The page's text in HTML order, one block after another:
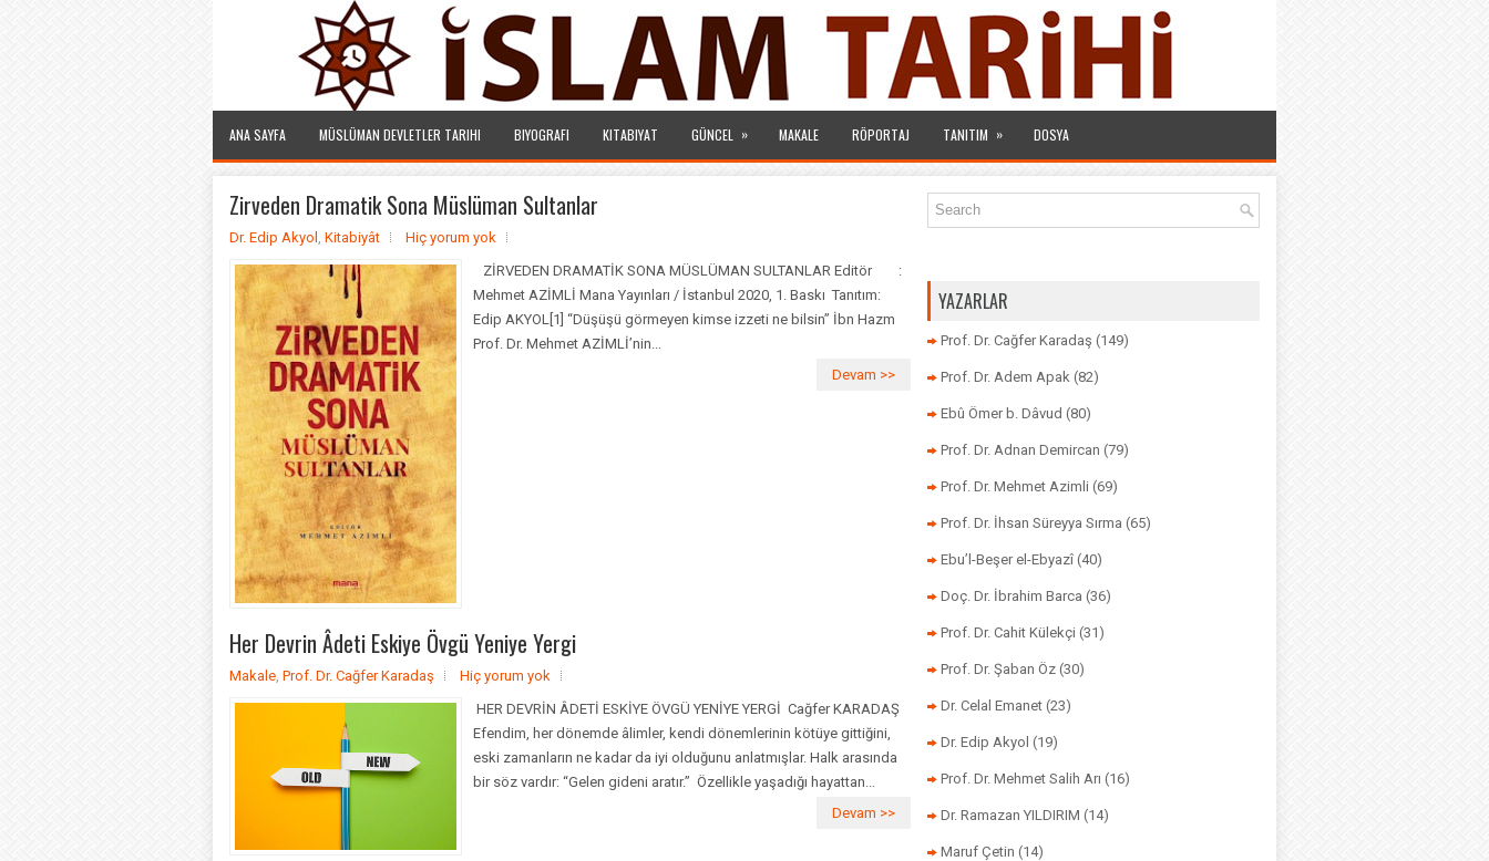
ANA SAYFA MÜSLÜMAN DEVLETLER TARIHI BIYOGRAFI KITABIYAT GÜNCEL » MAKALE RÖPORTAJ TANITIM » DOSYA
Zirveden Dramatik Sona Müslüman Sultanlar
Dr. Edip Akyol , Kitabiyât
Hiç yorum yok
ZİRVEDEN DRAMATİK SONA MÜSLÜMAN SULTANLAR Editör :
Mehmet AZİMLİ Mana Yayınları / İstanbul 2020, 1. Baskı Tanıtım:
Edip AKYOL[1] “Düşüşü görmeyen kimse izzeti ne bilsin” İbn Hazm
Prof. Dr. Mehmet AZİMLİ’nin...
Devam >>
Her Devrin Âdeti Eskiye Övgü Yeniye Yergi
Makale, Prof. Dr. Cağfer Karadaş
Hiç yorum yok
HER DEVRİN ÂDETİ ESKİYE ÖVGÜ YENİYE YERGİ Cağfer KARADAŞ
Efendim, her dönemde âlimler, kendi dönemlerinin kötüye gittiğini,
eski zamanların ne kadar da iyi olduğunu anlatmışlar. Halk arasında
bir söz vardır: “Gelen gideni aratır.” Özellikle yaşadığı hayattan...
Devam >>
YAZARLAR
Prof. Dr. Cağfer Karadaş (149)
Prof. Dr. Adem Apak (82)
Ebû Ömer b. Dâvud (80)
Prof. Dr. Adnan Demircan (79)
Prof. Dr. Mehmet Azimli (69)
Prof. Dr. İhsan Süreyya Sırma (65)
Ebu’l-Beşer el-Ebyazî (40)
Doç. Dr. İbrahim Barca (36)
Prof. Dr. Cahit Külekçi (31)
Prof. Dr. Şaban Öz (30)
Dr. Celal Emanet (23)
Dr. Edip Akyol (19)
Prof. Dr. Mehmet Salih Arı (16)
Dr. Ramazan YILDIRIM (14)
Maruf Çetin (14)